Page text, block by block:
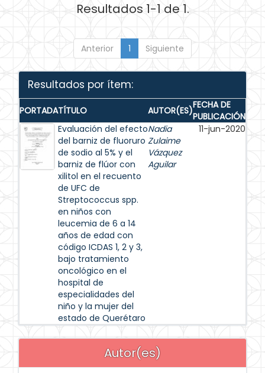
Resultados 1-1 de 1.
Anterior 1 Siguiente
Resultados por ítem:
PORTADATÍTULO AUTOR(ES)FECHA DE
PUBLICACIÓN
Evaluación del efecto
del barniz de fluoruro
de sodio al 5% y el
barniz de flúor con
xilitol en el recuento
de UFC de
Streptococcus spp.
en niños con
leucemia de 6 a 14
años de edad con
código ICDAS 1, 2 y 3,
bajo tratamiento
oncológico en el
hospital de
especialidades del
niño y la mujer del
estado de Querétaro
Nadia
Zulaime
Vázquez
Aguilar
11-jun-2020
Autor(es)